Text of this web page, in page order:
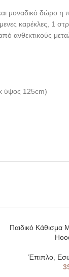
μοναδικό δώρο η
καρέκλες, 1
ανθεκτικούς
ύψος 125cm)
SOLD
Παιδικό Κάθισμα
Έπιπλο,